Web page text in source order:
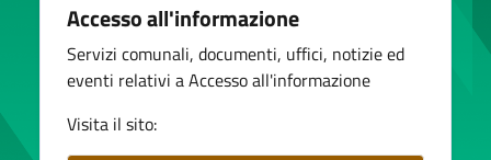
Accesso all'informazione
Servizi comunali, documenti, uffici, notizie ed
eventi relativi a Accesso all'informazione
Visita il sito: